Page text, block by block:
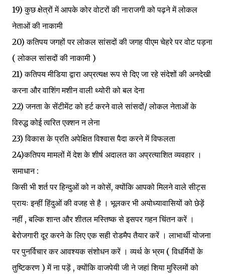
19) कुछ क्षेत्रों में आपके कोर वोटरों की नाराजगी को पढ़ने में लोकल
नेताओं की नाकामी
20) कतिपय जगहों पर लोकल सांसदों की जगह पीएम चेहरे पर वोट पड़ना
( लोकल सांसदों की नाकामी )
21) कतिपय मीडिया द्वारा अप्रत्यक्ष रूप से दिए जा रहे संदेशों की अनदेखी
करना और वाशिंग मशीन वाली थ्योरी को बल देना
22) जनता के सेंटीमेंट को हर्ट करने वाले सांसदों/ लोकल नेताओं के
विरुद्ध कोई त्वरित एक्शन न लेना
23) विकास के प्रति अपेक्षित विश्वास पैदा करने में विफलता
24)कतिपय मामलों में देश के शीर्ष अदालत का अप्रत्याशित व्यवहार ।
समाधान :
किसी भी शर्त पर हिन्दुओं को न कोसें, क्योंकि आपको मिलने वाले सीट्स
प्रायः इन्हीं हिंदुओं की वजह से है । भूलकर भी अयोध्यावासियों को छेड़ें
नहीं , बल्कि शान्त और शीतल मस्तिष्क से इसपर गहन चिंतन करें ।
बेरोजगारी दूर करने के लिए एक सही रोडमैप तैयार करें । लाभार्थी योजना
पर पुनर्विचार कर आवश्यक संशोधन करें । व्यर्थ के भ्रम ( विधर्मियों के
तुष्टिकरण ) में ना पड़ें , क्योंकि वाजपेयी जी ने जहां शिया मुस्लिमों को